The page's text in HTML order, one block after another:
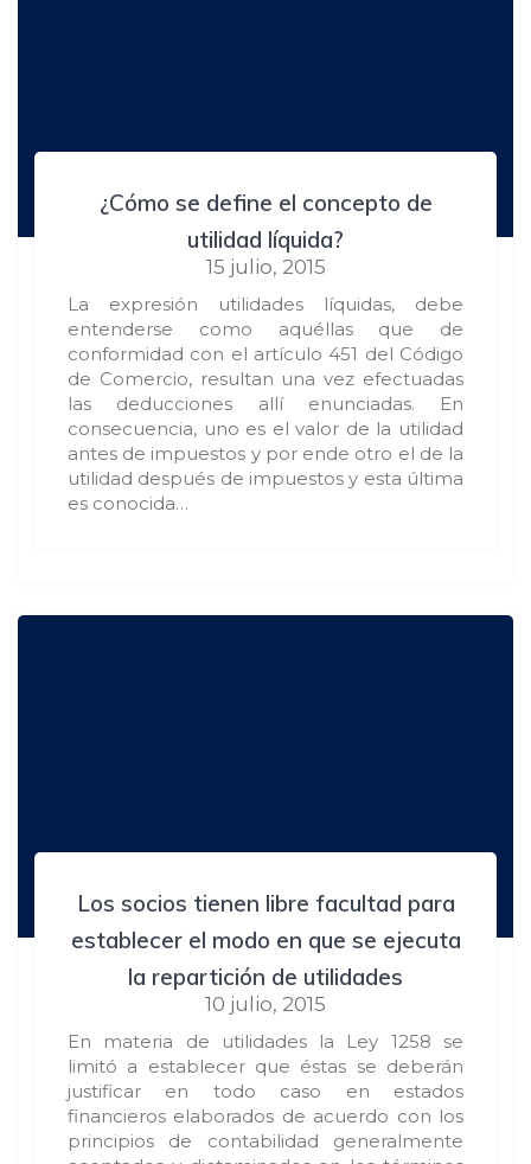
¿Cómo se define el concepto de
utilidad líquida?
15 julio, 2015
La expresión utilidades líquidas, debe
entenderse como aquéllas que de
conformidad con el artículo 451 del Código
de Comercio, resultan una vez efectuadas
las deducciones allí enunciadas. En
consecuencia, uno es el valor de la utilidad
antes de impuestos y por ende otro el de la
utilidad después de impuestos y esta última
es conocida…
Los socios tienen libre facultad para
establecer el modo en que se ejecuta
la repartición de utilidades
10 julio, 2015
En materia de utilidades la Ley 1258 se
limitó a establecer que éstas se deberán
justificar en todo caso en estados
financieros elaborados de acuerdo con los
principios de contabilidad generalmente